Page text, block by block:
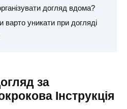
догляд вдома?
варто уникати при догляді
за
Інструкція